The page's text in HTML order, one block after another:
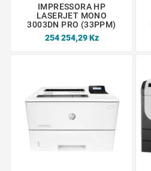
IMPRESSORA HP
LASERJET MONO
3003DN PRO (33PPM)
254 254,29 Kz